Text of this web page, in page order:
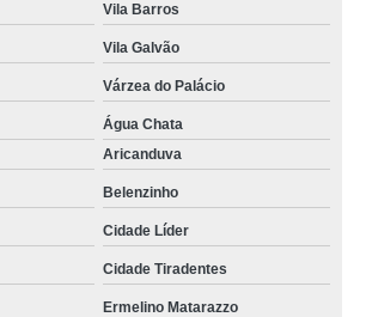
Vila Barros
Vila Galvão
Várzea do Palácio
Água Chata
Aricanduva
Belenzinho
Cidade Líder
Cidade Tiradentes
Ermelino Matarazzo